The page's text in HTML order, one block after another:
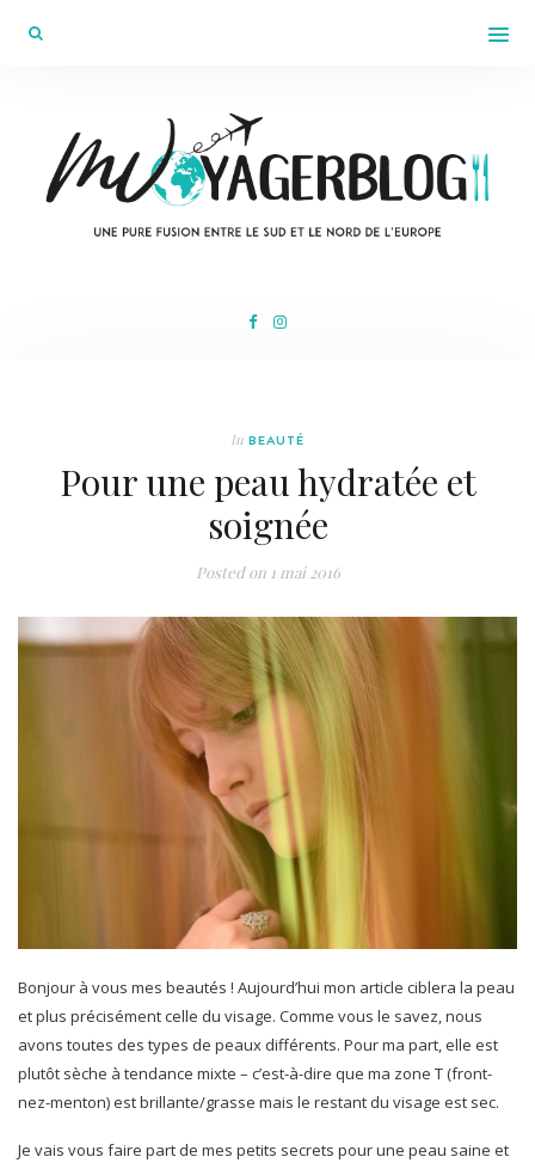
In BEAUTÉ
Pour une peau hydratée et
soignée
Posted on1 mai 2016
Bonjour à vous mes beautés ! Aujourd’hui mon article ciblera la peau
et plus précisément celle du visage. Comme vous le savez, nous
avons toutes des types de peaux différents. Pour ma part, elle est
plutôt sèche à tendance mixte – c’est-à-dire que ma zone T (front-
nez-menton) est brillante/grasse mais le restant du visage est sec.
Je vais vous faire part de mes petits secrets pour une peau saine et